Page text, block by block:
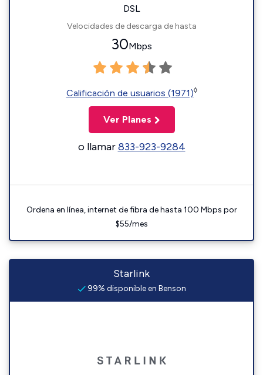
DSL
Velocidades de descarga de hasta
30Mbps
Calificación de usuarios (1971)◊
Ver Planes
o llamar833-923-9284
Ordena en línea, internet de fibra de hasta 100 Mbps por
$55/mes
Starlink
99% disponible en Benson